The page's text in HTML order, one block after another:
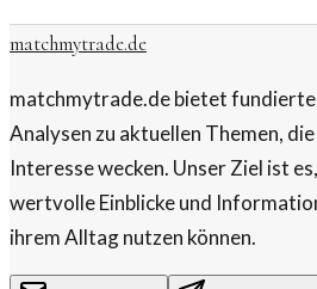
matchmytrade.de
matchmytrade.de bietet
Analysen zu aktuellen Themen,
Interesse wecken. Unser Ziel ist
wertvolle Einblicke und
ihrem Alltag nutzen können.